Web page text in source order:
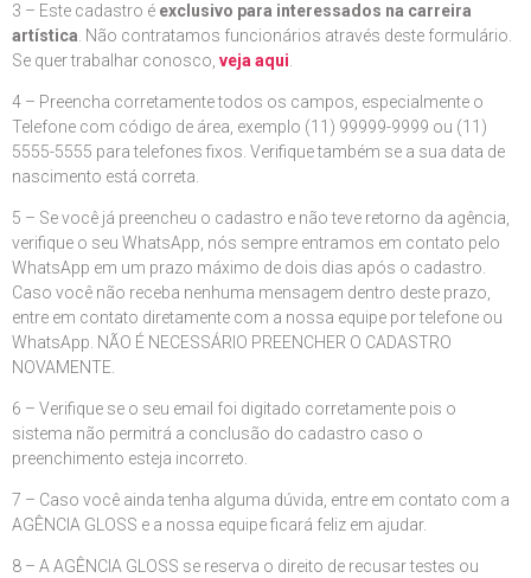
3 – Este cadastro é exclusivo para interessados na carreira
artística. Não contratamos funcionários através deste formulário.
Se quer trabalhar conosco, veja aqui.
4 – Preencha corretamente todos os campos, especialmente o
Telefone com código de área, exemplo (11) 99999-9999 ou (11)
5555-5555 para telefones fixos. Verifique também se a sua data de
nascimento está correta.
5 – Se você já preencheu o cadastro e não teve retorno da agência,
verifique o seu WhatsApp, nós sempre entramos em contato pelo
WhatsApp em um prazo máximo de dois dias após o cadastro.
Caso você não receba nenhuma mensagem dentro deste prazo,
entre em contato diretamente com a nossa equipe por telefone ou
WhatsApp. NÃO É NECESSÁRIO PREENCHER O CADASTRO
NOVAMENTE.
6 – Verifique se o seu email foi digitado corretamente pois o
sistema não permitrá a conclusão do cadastro caso o
preenchimento esteja incorreto.
7 – Caso você ainda tenha alguma dúvida, entre em contato com a
AGÊNCIA GLOSS e a nossa equipe ficará feliz em ajudar.
8 – A AGÊNCIA GLOSS se reserva o direito de recusar testes ou